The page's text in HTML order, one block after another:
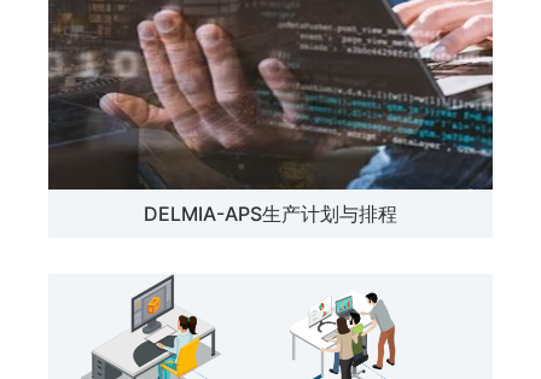
DELMIA-APS生产计划与排程